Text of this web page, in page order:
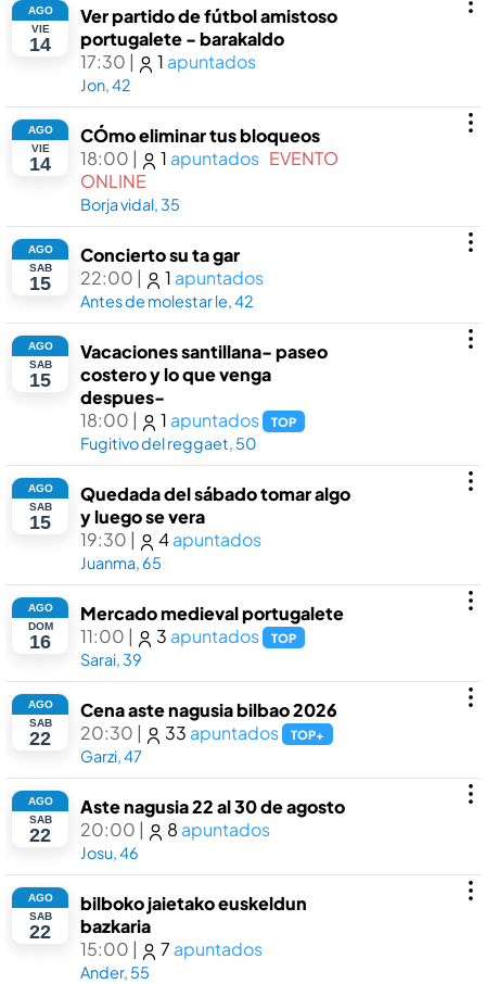
AGO
VIE
14
Ver partido de fútbol amistoso
portugalete - barakaldo
17:30 | 1 apuntados
Jon, 42
AGO
VIE
14
CÓmo eliminar tus bloqueos
18:00 | 1 apuntados EVENTO
ONLINE
Borja vidal, 35
AGO
SAB
15
Concierto su ta gar
22:00 | 1 apuntados
Antes de molestar le, 42
AGO
SAB
15
Vacaciones santillana- paseo
costero y lo que venga
despues-
18:00 | 1 apuntados TOP
Fugitivo del reggaet, 50
AGO
SAB
15
Quedada del sábado tomar algo
y luego se vera
19:30 | 4apuntados
Juanma, 65
AGO
DOM
16
Mercado medieval portugalete
11:00 | 3 apuntados TOP
Sarai, 39
AGO
SAB
22
Cena aste nagusia bilbao 2026
20:30 | 33 apuntados TOP+
Garzi, 47
AGO
SAB
22
Aste nagusia 22 al 30 de agosto
20:00 | 8 apuntados
Josu, 46
AGO
SAB
22
bilboko jaietako euskeldun
bazkaria
15:00 | 7 apuntados
Ander, 55